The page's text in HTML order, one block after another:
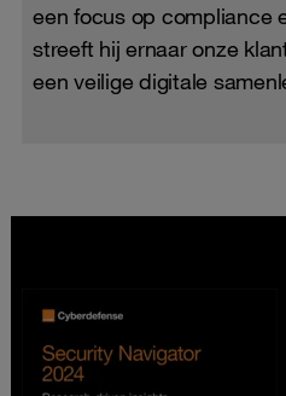
een focus op compliance
streeft hij ernaar onze
een veilige digitale